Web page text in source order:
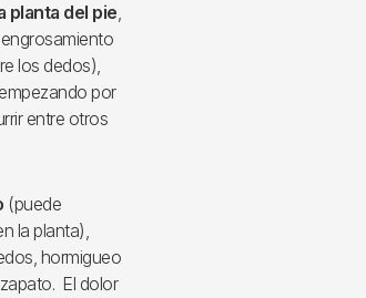
planta del pie,
los dedos),
por
entre otros
(puede
la planta),
hormigueo
El dolor